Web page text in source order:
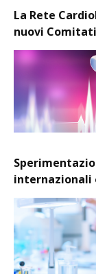
La Rete
nuovi
internazionali